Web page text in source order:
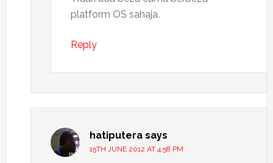
platform OS sahaja.
Reply
hatiputera says
15TH JUNE 2012 AT 4:58 PM